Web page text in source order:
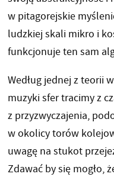
w pitagorejskie
ludzkiej skali mikro i
funkcjonuje ten sam
Według jednej z teorii
muzyki sfer
z przyzwyczajenia,
w okolicy torów
uwagę na stukot
Zdawać by się mogło,